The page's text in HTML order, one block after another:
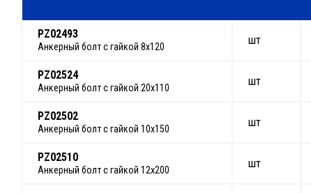
PZ02493
Анкерный болт с гайкой 8х120
шт
PZ02524
Анкерный болт с гайкой 20х110
шт
PZ02502
Анкерный болт с гайкой 10х150
шт
PZ02510
Анкерный болт с гайкой 12х200
шт